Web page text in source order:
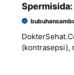
Spermisida:
(kontrasepsi),